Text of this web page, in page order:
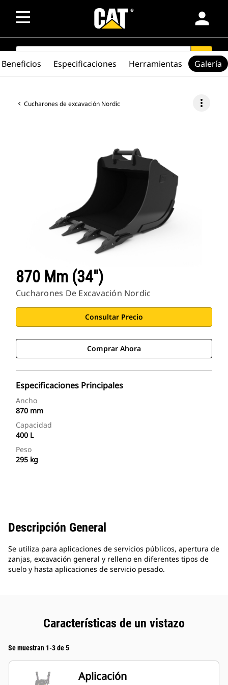
person
SEARCH search
Cucharones de excavación Nordic more_vert
870 Mm (34")
Cucharones De Excavación Nordic
Consultar Precio
Comprar Ahora
Especificaciones Principales
Ancho
870 mm
Capacidad
400 L
Peso
295 kg
Beneficios Especificaciones Herramientas Galería
Descripción General
Se utiliza para aplicaciones de servicios públicos, apertura de
zanjas, excavación general y relleno en diferentes tipos de
suelo y hasta aplicaciones de servicio pesado.
Características de un vistazo
Se muestran 1-3 de 5
Aplicación